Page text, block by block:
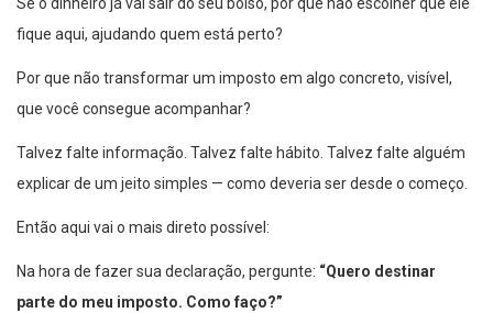
Se o dinheiro já vai sair do seu bolso, por que não escolher que ele
fique aqui, ajudando quem está perto?
Por que não transformar um imposto em algo concreto, visível,
que você consegue acompanhar?
Talvez falte informação. Talvez falte hábito. Talvez falte alguém
explicar de um jeito simples — como deveria ser desde o começo.
Então aqui vai o mais direto possível:
Na hora de fazer sua declaração, pergunte: “Quero destinar
parte do meu imposto. Como faço?”